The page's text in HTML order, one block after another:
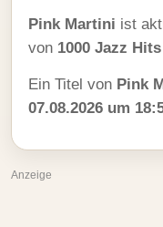
Pink Martini ist
von 1000 Jazz Hits
Ein Titel von Pink
07.08.2026 um
Anzeige